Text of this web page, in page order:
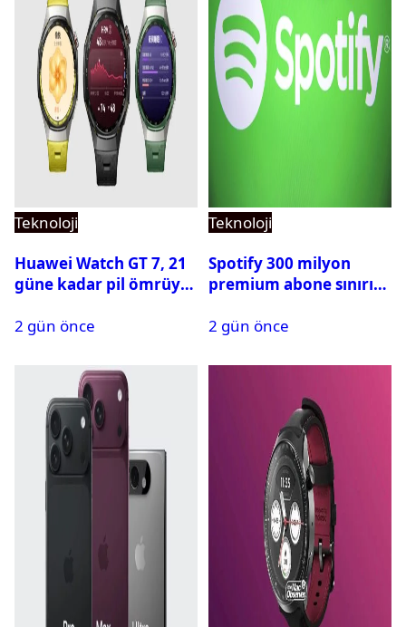
Teknoloji
Huawei Watch GT 7, 21
güne kadar pil ömrüyle
2 gün önce
Teknoloji
Spotify 300 milyon
premium abone sınırını
2 gün önce